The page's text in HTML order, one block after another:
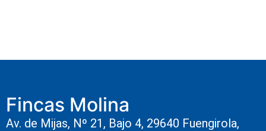
Fincas Molina
Av. de Mijas, Nº 21, Bajo 4, 29640 Fuengirola,